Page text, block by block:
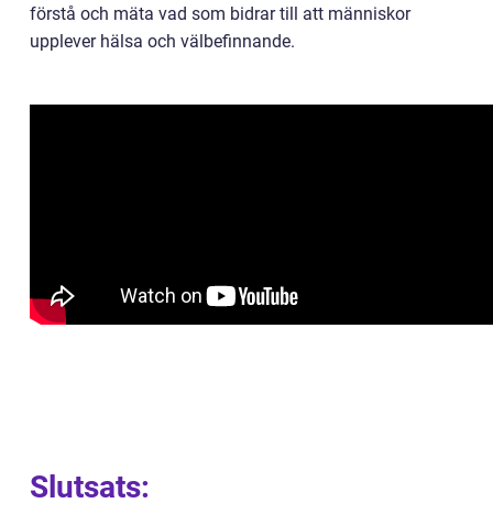
förstå och mäta vad som bidrar till att människor
upplever hälsa och välbefinnande.
Slutsats: